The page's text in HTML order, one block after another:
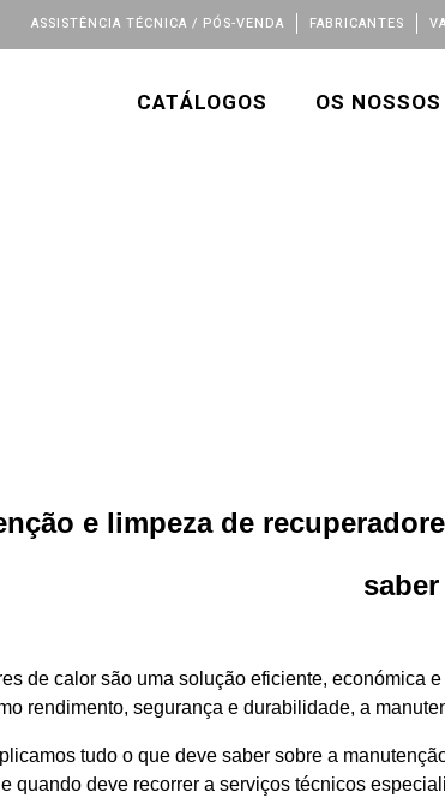
ASSISTÊNCIA TÉCNICA / PÓS-VENDA FABRICANTES
CATÁLOGOS OS
e limpeza de
saber
de calor são uma solução eficiente, económica
rendimento, segurança e durabilidade, a
tudo o que deve saber sobre a
quando deve recorrer a serviços técnicos